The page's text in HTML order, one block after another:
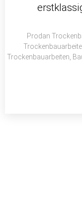
r
p
Prodan
Trockenbauarbeiten,